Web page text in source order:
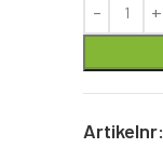
Artikelnr: